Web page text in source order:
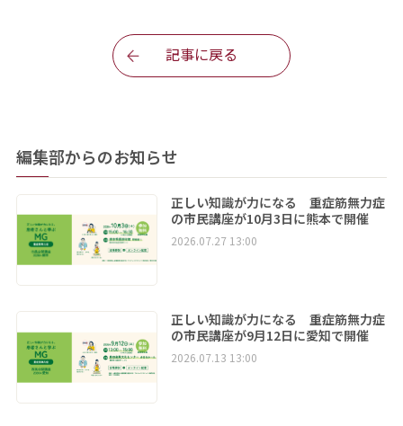
記事に戻る
編集部からのお知らせ
正しい知識が力になる 重症筋無力症
の市民講座が10月3日に熊本で開催
2026.07.27 13:00
正しい知識が力になる 重症筋無力症
の市民講座が9月12日に愛知で開催
2026.07.13 13:00